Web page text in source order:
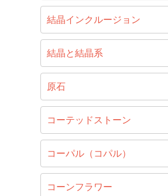
結晶インクルージョン
結晶と結晶系
原石
コーテッドストーン
コーパル（コパル）
コーンフラワー